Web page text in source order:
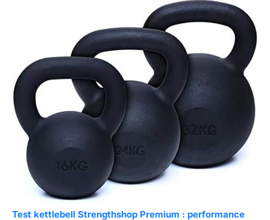
Test kettlebell Strengthshop Premium : performance